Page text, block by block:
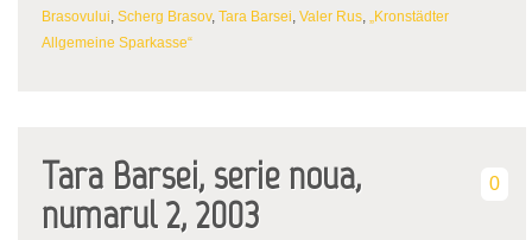
Brasovului, Scherg Brasov, Tara Barsei, Valer Rus, „Kronstädter
Allgemeine Sparkasse“
Tara Barsei, serie noua,
numarul 2, 2003
0